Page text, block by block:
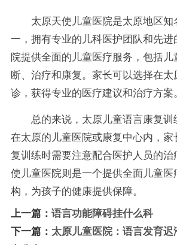
太原天使儿童医院是太原地区知
一，拥有专业的儿科医护团队和先进
院提供全面的儿童医疗服务，包括儿
断、治疗和康复。家长可以选择在
诊，获得专业的医疗建议和治疗方案
总的来说，太原儿童语言康复
在太原的儿童医院或康复中心内，
复训练时需要注意配合医护人员的治
使儿童医院则是一个提供全面儿童医
构，为孩子的健康提供保障。
上一篇： 语言功能障碍挂什么科
下一篇： 太原儿童医院：语言发育